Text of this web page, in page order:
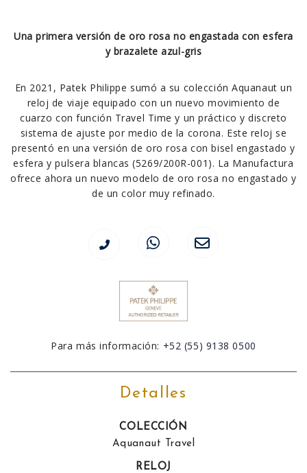
Una primera versión de oro rosa no engastada con esfera
y brazalete azul-gris
En 2021, Patek Philippe sumó a su colección Aquanaut un
reloj de viaje equipado con un nuevo movimiento de
cuarzo con función Travel Time y un práctico y discreto
sistema de ajuste por medio de la corona. Este reloj se
presentó en una versión de oro rosa con bisel engastado y
esfera y pulsera blancas (5269/200R-001). La Manufactura
ofrece ahora un nuevo modelo de oro rosa no engastado y
de un color muy refinado.
Para más información: +52 (55) 9138 0500
Detalles
COLECCIÓN
Aquanaut Travel
RELOJ